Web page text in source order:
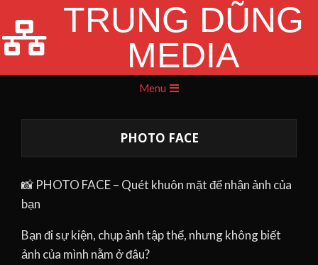
content
TRUNG DŨNG
MEDIA
Menu
Menu
PHOTO FACE
📸 PHOTO FACE – Quét khuôn mặt để nhận ảnh của
bạn
Bạn đi sự kiện, chụp ảnh tập thể, nhưng không biết
ảnh của mình nằm ở đâu?